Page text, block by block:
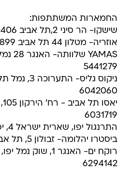
החמארות המשתתפות:
שישקו- הר סיני 2,תל אביב 03-5606406
אוזריה- מטלון 44 תל אביב 03-5330899
5441279
6042060
6031719
התרנגול יפו, שארית ישראל 4, יפו 03-7444332
ביסטרו יהלומה- זבולון 5, תל אביב, 077-5665887,
6294142